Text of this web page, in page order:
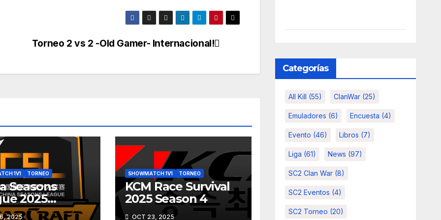
Torneo 2 vs 2 -Old Gamer- Internacional!
1V1 TORNEO
Seasons
2025
(CSL
2025
SHOWMATCH 1V1 TORNEO
KCM Race Survival
2025 Season 4
OCT 23, 2025
Categorías
All Kill (55) ClanWar(25)
Emuladores (6) Encuesta (4)
Evento (46) Libros (7)
Liga (61) News (97)
SC2 Clan War(8)
SC2 Eventos (4)
SC2 Torneo (20)